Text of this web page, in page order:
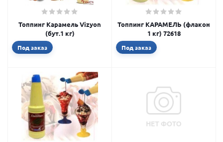
Топпинг Карамель Vizyon
(бут.1 кг)
Под заказ
Топпинг КАРАМЕЛЬ (флакон
1 кг) 72618
Под заказ